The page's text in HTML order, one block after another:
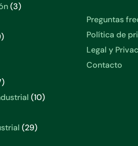
3
10
29
Preguntas
Política de
Legal y
Contacto